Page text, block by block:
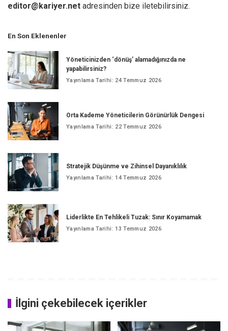
editor@kariyer.net adresinden bize iletebilirsiniz.
En Son Eklenenler
Yöneticinizden ‘dönüş’ alamadığınızda ne
yapabilirsiniz?
Yayınlama Tarihi: 24 Temmuz 2026
Orta Kademe Yöneticilerin Görünürlük Dengesi
Yayınlama Tarihi: 22 Temmuz 2026
Stratejik Düşünme ve Zihinsel Dayanıklılık
Yayınlama Tarihi: 14 Temmuz 2026
Liderlikte En Tehlikeli Tuzak: Sınır Koyamamak
Yayınlama Tarihi: 13 Temmuz 2026
İlgini çekebilecek içerikler